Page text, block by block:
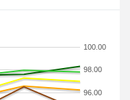
96.00
98.00
100.00